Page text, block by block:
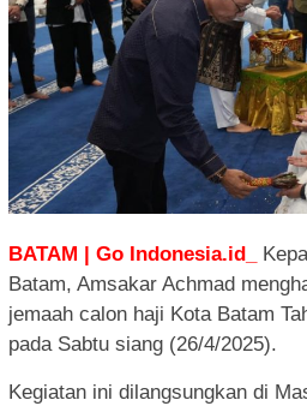
BATAM | Go Indonesia.id_
Batam, Amsakar Achmad
jemaah calon haji Kota Batam
pada Sabtu siang (26/4/2025).
Kegiatan ini dilangsungkan di